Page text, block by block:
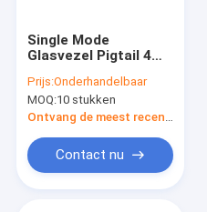
Single Mode
Glasvezel Pigtail 4
Fan Out Cable OS2
Geel jasje
Prijs:Onderhandelbaar
MOQ:10 stukken
Ontvang de meest recente Prijs
Contact nu